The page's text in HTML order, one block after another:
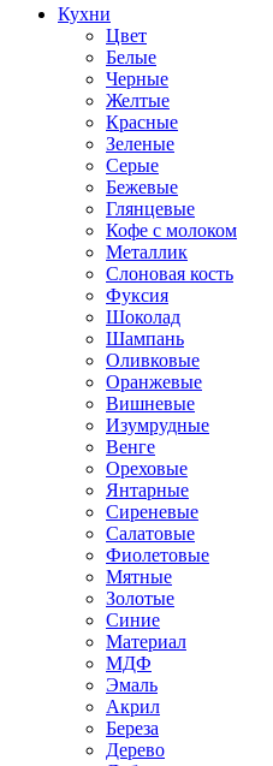
Кухни
Цвет
Белые
Черные
Желтые
Красные
Зеленые
Серые
Бежевые
Глянцевые
Кофе с молоком
Металлик
Слоновая кость
Фуксия
Шоколад
Шампань
Оливковые
Оранжевые
Вишневые
Изумрудные
Венге
Ореховые
Янтарные
Сиреневые
Салатовые
Фиолетовые
Мятные
Золотые
Синие
Материал
МДФ
Эмаль
Акрил
Береза
Дерево